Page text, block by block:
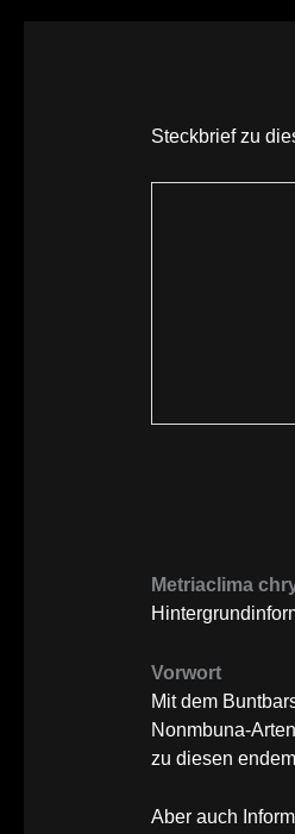
Steckbrief zu
Metriaclima
Vorwort
Mit dem
Nonmbuna-
zu diesen
Aber auch